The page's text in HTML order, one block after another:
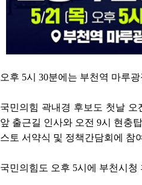
오후 5시 30분에는 부천역 마루
국민의힘 곽내경 후보도 첫날 오
앞 출근길 인사와 오전 9시 현충
스토 서약식 및 정책간담회에 참
국민의힘도 오후 5시에 부천시